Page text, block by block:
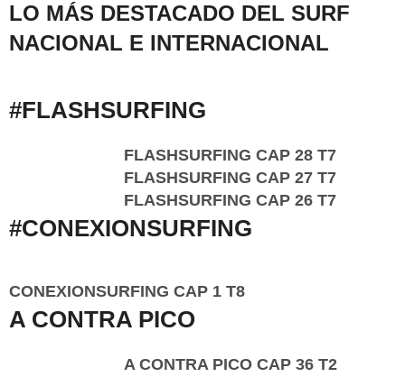
LO MÁS DESTACADO DEL SURF
NACIONAL E INTERNACIONAL
#FLASHSURFING
FLASHSURFING CAP 28 T7
FLASHSURFING CAP 27 T7
FLASHSURFING CAP 26 T7
#CONEXIONSURFING
CONEXIONSURFING CAP 1 T8
A CONTRA PICO
A CONTRA PICO CAP 36 T2